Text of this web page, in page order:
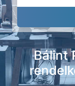
Bálint